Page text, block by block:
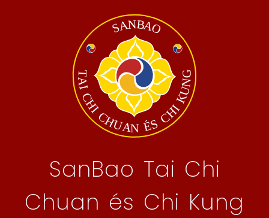
SanBao Tai Chi
Chuan és Chi Kung